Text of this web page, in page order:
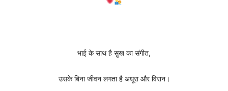
भाई के साथ है सुख का संगीत,
उसके बिना जीवन लगता है अधूरा और विरान।